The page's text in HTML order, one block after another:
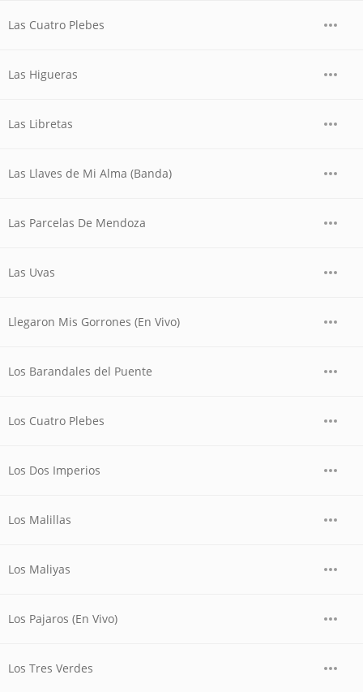
Las Cuatro Plebes
Las Higueras
Las Libretas
Las Llaves de Mi Alma (Banda)
Las Parcelas De Mendoza
Las Uvas
Llegaron Mis Gorrones (En Vivo)
Los Barandales del Puente
Los Cuatro Plebes
Los Dos Imperios
Los Malillas
Los Maliyas
Los Pajaros (En Vivo)
Los Tres Verdes